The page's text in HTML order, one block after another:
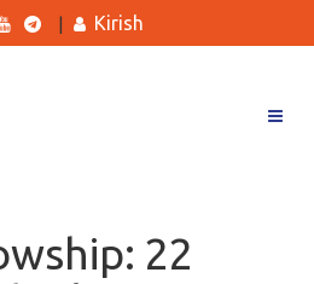
Kirish
22